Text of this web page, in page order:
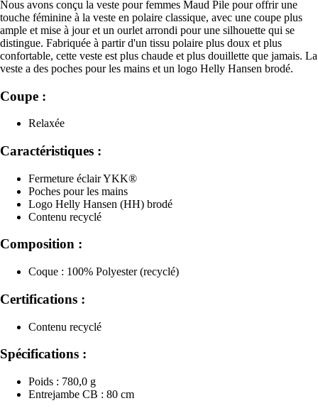
Nous avons conçu la veste pour femmes Maud Pile pour offrir une
touche féminine à la veste en polaire classique, avec une coupe plus
ample et mise à jour et un ourlet arrondi pour une silhouette qui se
distingue. Fabriquée à partir d'un tissu polaire plus doux et plus
confortable, cette veste est plus chaude et plus douillette que jamais. La
veste a des poches pour les mains et un logo Helly Hansen brodé.
Coupe :
Relaxée
Caractéristiques :
Fermeture éclair YKK®
Poches pour les mains
Logo Helly Hansen (HH) brodé
Contenu recyclé
Composition :
Coque : 100% Polyester (recyclé)
Certifications :
Contenu recyclé
Spécifications :
Poids : 780,0 g
Entrejambe CB : 80 cm